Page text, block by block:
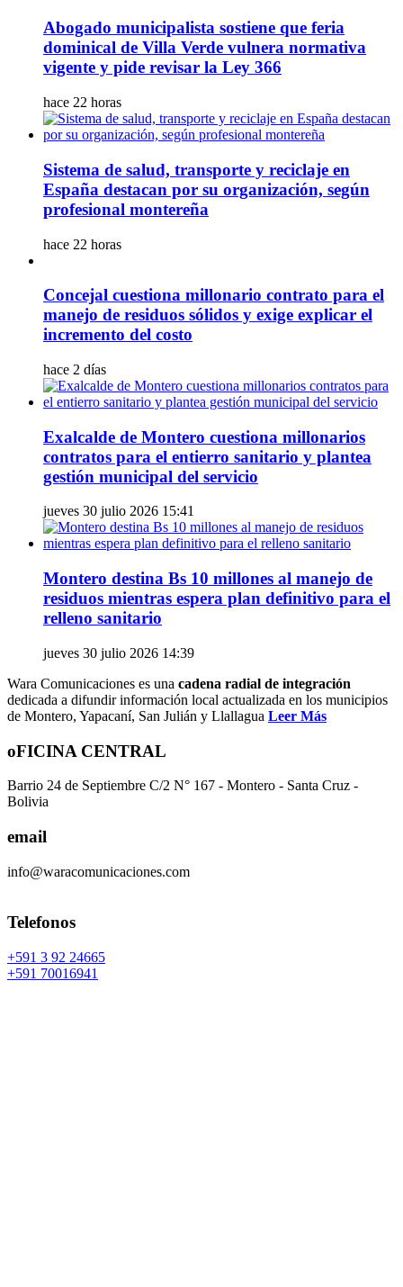
Abogado municipalista sostiene que feria
dominical de Villa Verde vulnera normativa
vigente y pide revisar la Ley 366
hace 22 horas
Sistema de salud, transporte y reciclaje en
España destacan por su organización, según
profesional montereña
hace 22 horas
Concejal cuestiona millonario contrato para el
manejo de residuos sólidos y exige explicar el
incremento del costo
hace 2 días
Exalcalde de Montero cuestiona millonarios
contratos para el entierro sanitario y plantea
gestión municipal del servicio
jueves 30 julio 2026 15:41
Montero destina Bs 10 millones al manejo de
residuos mientras espera plan definitivo para el
relleno sanitario
jueves 30 julio 2026 14:39
Wara Comunicaciones es una cadena radial de integración
dedicada a difundir información local actualizada en los municipios
de Montero, Yapacaní, San Julián y Llallagua Leer Más
oFICINA CENTRAL
Barrio 24 de Septiembre C/2 N° 167 - Montero - Santa Cruz -
Bolivia
email
info@waracomunicaciones.com
Telefonos
+591 3 92 24665
+591 70016941